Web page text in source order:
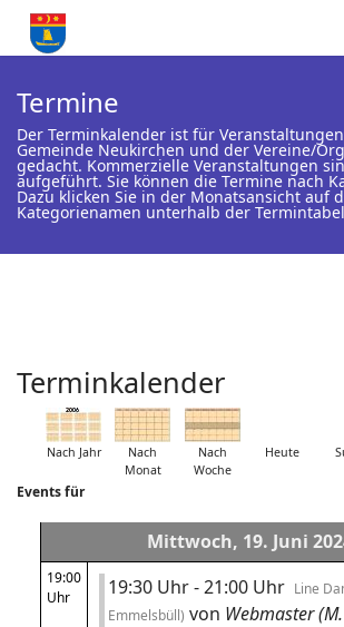
Termine
Der Terminkalender ist für
Gemeinde Neukirchen und der Vereine/
gedacht. Kommerzielle Veranstaltungen
aufgeführt. Sie können die Termine nach
Dazu klicken Sie in der Monatsansicht auf
Kategorienamen unterhalb der
Terminkalender
Nach Jahr
Nach
Monat
Nach
Woche
Heute
Events für
Mittwoch, 19. Juni
19:00
Uhr
19:30 Uhr - 21:00 Uhr Line
Emmelsbüll) von Webmaster (M.